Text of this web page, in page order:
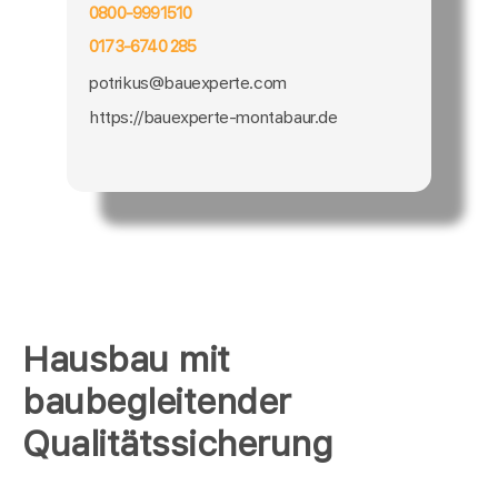
Hausbau mit
baubegleitender
Qualitätssicherung
0800-9991510
0173-6740 285
potrikus@bauexperte.com
https://bauexperte-montabaur.de